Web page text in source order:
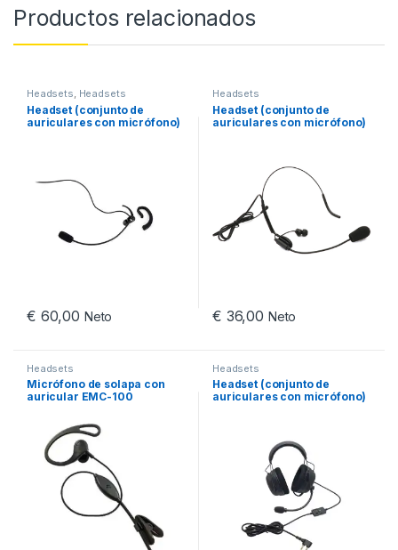
Productos relacionados
Headsets, Headsets
Headset (conjunto de
auriculares con micrófono)
€ 60,00 Neto
Headsets
Headset (conjunto de
auriculares con micrófono)
€ 36,00 Neto
Headsets
Micrófono de solapa con
auricular EMC-100
Headsets
Headset (conjunto de
auriculares con micrófono)